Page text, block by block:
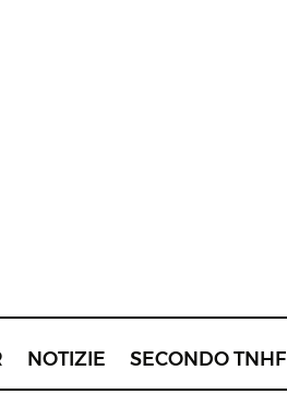
NOTIZIE SECONDO TNHF